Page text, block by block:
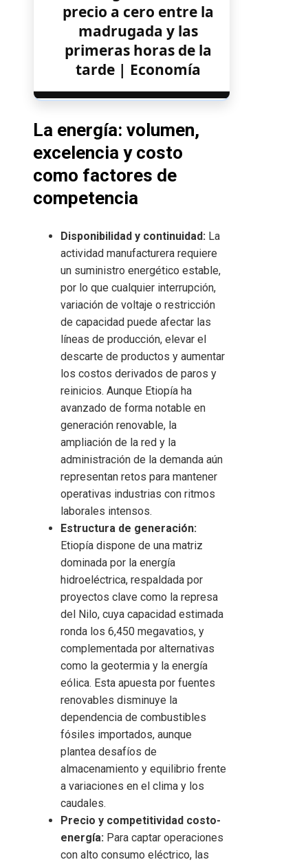
precio a cero entre la
madrugada y las
primeras horas de la
tarde | Economía
La energía: volumen,
excelencia y costo
como factores de
competencia
Disponibilidad y continuidad: La
actividad manufacturera requiere
un suministro energético estable,
por lo que cualquier interrupción,
variación de voltaje o restricción
de capacidad puede afectar las
líneas de producción, elevar el
descarte de productos y aumentar
los costos derivados de paros y
reinicios. Aunque Etiopía ha
avanzado de forma notable en
generación renovable, la
ampliación de la red y la
administración de la demanda aún
representan retos para mantener
operativas industrias con ritmos
laborales intensos.
Estructura de generación:
Etiopía dispone de una matriz
dominada por la energía
hidroeléctrica, respaldada por
proyectos clave como la represa
del Nilo, cuya capacidad estimada
ronda los 6,450 megavatios, y
complementada por alternativas
como la geotermia y la energía
eólica. Esta apuesta por fuentes
renovables disminuye la
dependencia de combustibles
fósiles importados, aunque
plantea desafíos de
almacenamiento y equilibrio frente
a variaciones en el clima y los
caudales.
Precio y competitividad costo-
energía: Para captar operaciones
con alto consumo eléctrico, las